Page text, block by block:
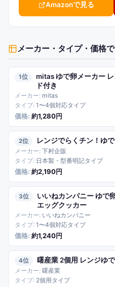
Amazonで見る
メーカー・タイプ・価格
1
mitas ゆで卵メーカー
ド付き
mitas
1〜4個対応タイプ
約1,280円
2 レンジでらくチン！ゆ
下村企販
日本製・型番明記タイプ
約2,190円
3
いいねカンパニー ゆで
エッグクッカー
いいねカンパニー
1〜4個対応タイプ
約1,240円
4 曙産業 2個用 レンジゆ
曙産業
2個用タイプ